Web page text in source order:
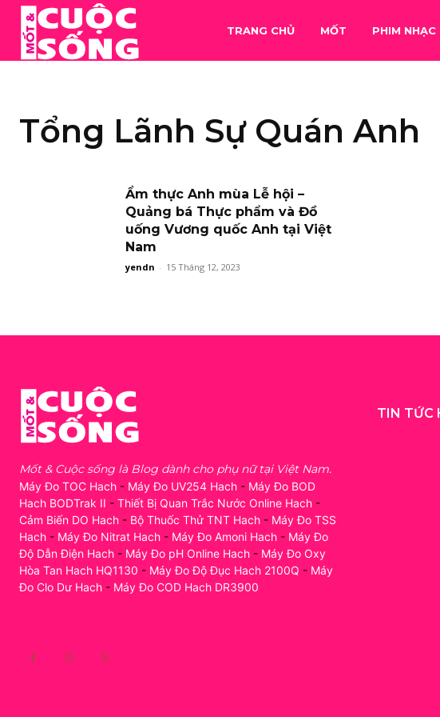
TRANG CHỦ MỐT PHIM NHẠC
Tổng Lãnh Sự Quán Anh
Ẩm thực Anh mùa Lễ hội –
Quảng bá Thực phẩm và Đồ
uống Vương quốc Anh tại Việt
Nam
yendn - 15 Tháng 12, 2023
Mốt & Cuộc sống là Blog dành cho phụ nữ tại Việt Nam.
Máy Đo TOC Hach - Máy Đo UV254 Hach - Máy Đo BOD
Hach BODTrak II - Thiết Bị Quan Trắc Nước Online Hach -
Cảm Biến DO Hach - Bộ Thuốc Thử TNT Hach - Máy Đo TSS
Hach - Máy Đo Nitrat Hach - Máy Đo Amoni Hach - Máy Đo
Độ Dẫn Điện Hach - Máy Đo pH Online Hach - Máy Đo Oxy
Hòa Tan Hach HQ1130 - Máy Đo Độ Đục Hach 2100Q - Máy
Đo Clo Dư Hach - Máy Đo COD Hach DR3900
TIN TỨC